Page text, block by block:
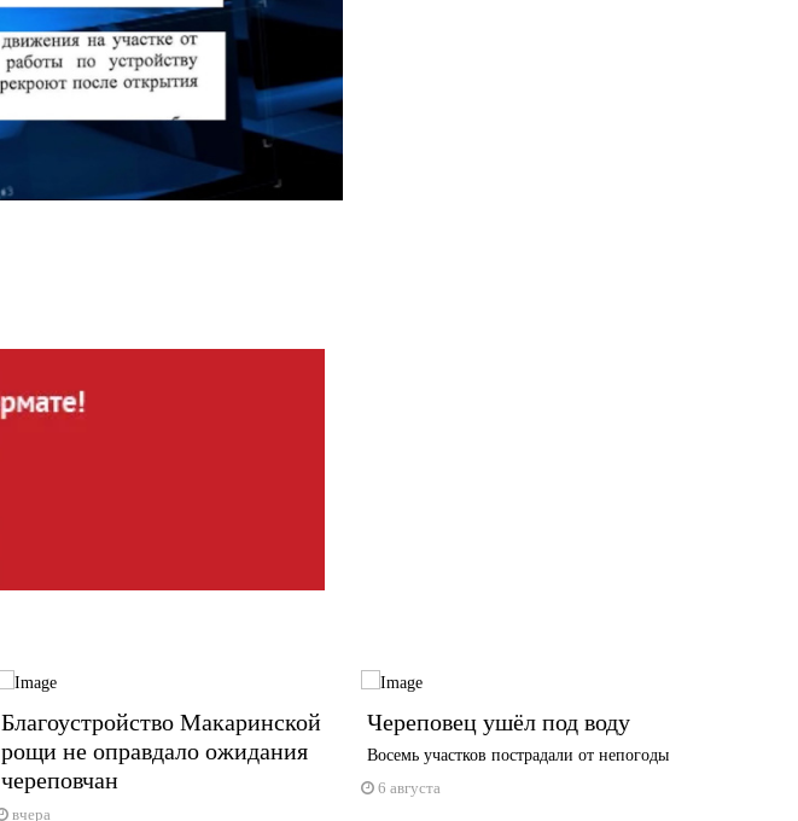
Благоустройство Макаринской
рощи не оправдало ожидания
череповчан
вчера
Череповец ушёл под воду
Восемь участков пострадали от непогоды
6 августа